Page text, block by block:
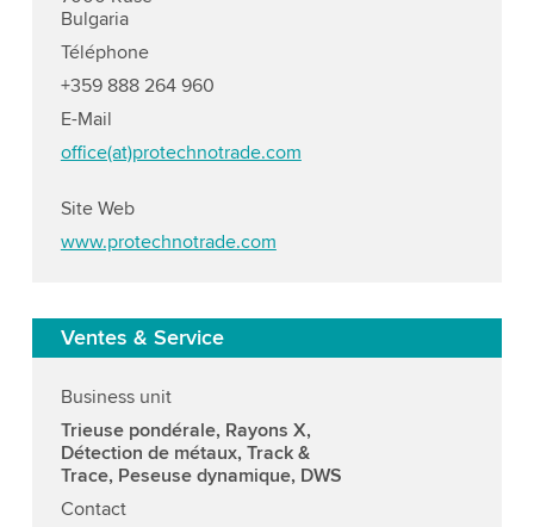
Bulgaria
Téléphone
+359 888 264 960
E-Mail
office(at)protechnotrade.com
Site Web
www.protechnotrade.com
Ventes & Service
Business unit
Trieuse pondérale, Rayons X,
Détection de métaux, Track &
Trace, Peseuse dynamique, DWS
Contact